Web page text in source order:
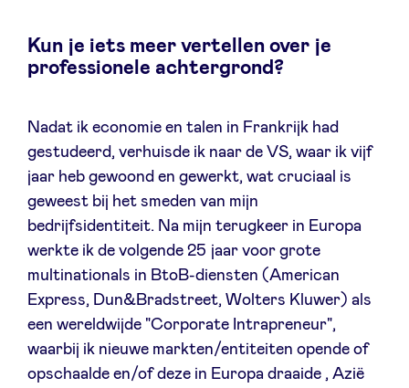
Sponsors
Privacy Policy
BeAngels x PMV
My Portofolio
Toegang 'dealflow' investeerder
Health Expert Circle
Kun je iets meer vertellen over je
professionele achtergrond?
Nadat ik economie en talen in Frankrijk had
gestudeerd, verhuisde ik naar de VS, waar ik vijf
jaar heb gewoond en gewerkt, wat cruciaal is
geweest bij het smeden van mijn
bedrijfsidentiteit. Na mijn terugkeer in Europa
werkte ik de volgende 25 jaar voor grote
multinationals in BtoB-diensten (American
Express, Dun&Bradstreet, Wolters Kluwer) als
een wereldwijde "Corporate Intrapreneur",
waarbij ik nieuwe markten/entiteiten opende of
opschaalde en/of deze in Europa draaide , Azië